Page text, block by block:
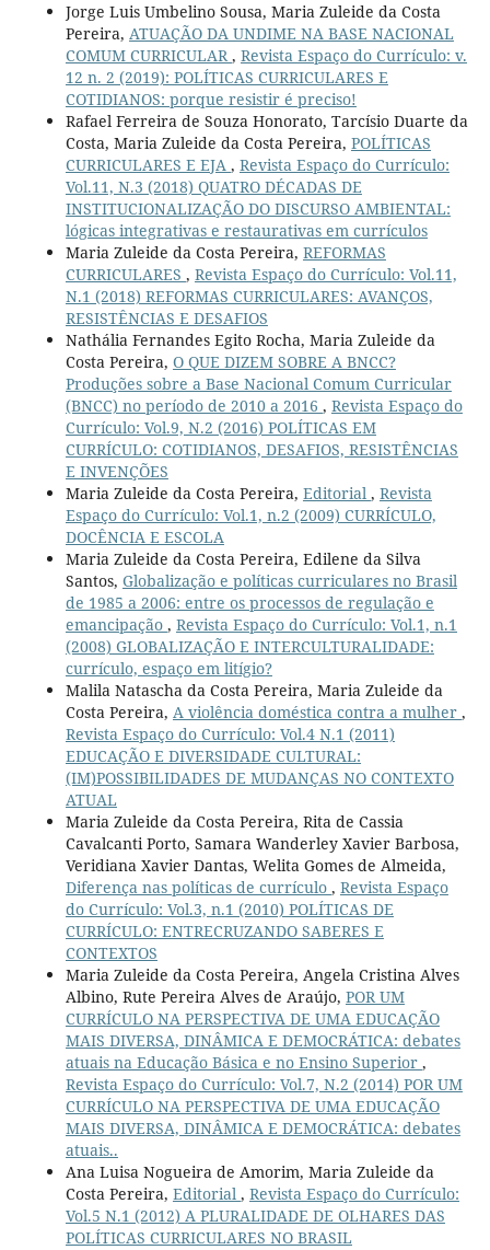
Jorge Luis Umbelino Sousa, Maria Zuleide da Costa
Pereira, ATUAÇÃO DA UNDIME NA BASE NACIONAL
COMUM CURRICULAR, Revista Espaço do Currículo: v.
12 n. 2 (2019): POLÍTICAS CURRICULARES E
COTIDIANOS: porque resistir é preciso!
Rafael Ferreira de Souza Honorato, Tarcísio Duarte da
Costa, Maria Zuleide da Costa Pereira, POLÍTICAS
CURRICULARES E EJA , Revista Espaço do Currículo:
Vol.11, N.3 (2018) QUATRO DÉCADAS DE
INSTITUCIONALIZAÇÃO DO DISCURSO AMBIENTAL:
lógicas integrativas e restaurativas em currículos
Maria Zuleide da Costa Pereira, REFORMAS
CURRICULARES , Revista Espaço do Currículo: Vol.11,
N.1 (2018) REFORMAS CURRICULARES: AVANÇOS,
RESISTÊNCIAS E DESAFIOS
Nathália Fernandes Egito Rocha, Maria Zuleide da
Costa Pereira, O QUE DIZEM SOBRE A BNCC?
Produções sobre a Base Nacional Comum Curricular
(BNCC) no período de 2010 a 2016 , Revista Espaço do
Currículo: Vol.9, N.2 (2016) POLÍTICAS EM
CURRÍCULO: COTIDIANOS, DESAFIOS, RESISTÊNCIAS
E INVENÇÕES
Maria Zuleide da Costa Pereira, Editorial , Revista
Espaço do Currículo: Vol.1, n.2 (2009) CURRÍCULO,
DOCÊNCIA E ESCOLA
Maria Zuleide da Costa Pereira, Edilene da Silva
Santos, Globalização e políticas curriculares no Brasil
de 1985 a 2006: entre os processos de regulação e
emancipação , Revista Espaço do Currículo: Vol.1, n.1
(2008) GLOBALIZAÇÃO E INTERCULTURALIDADE:
currículo, espaço em litígio?
Malila Natascha da Costa Pereira, Maria Zuleide da
Costa Pereira, A violência doméstica contra a mulher ,
Revista Espaço do Currículo: Vol.4 N.1 (2011)
EDUCAÇÃO E DIVERSIDADE CULTURAL:
(IM)POSSIBILIDADES DE MUDANÇAS NO CONTEXTO
ATUAL
Maria Zuleide da Costa Pereira, Rita de Cassia
Cavalcanti Porto, Samara Wanderley Xavier Barbosa,
Veridiana Xavier Dantas, Welita Gomes de Almeida,
Diferença nas políticas de currículo , Revista Espaço
do Currículo: Vol.3, n.1 (2010) POLÍTICAS DE
CURRÍCULO: ENTRECRUZANDO SABERES E
CONTEXTOS
Maria Zuleide da Costa Pereira, Angela Cristina Alves
Albino, Rute Pereira Alves de Araújo, POR UM
CURRÍCULO NA PERSPECTIVA DE UMA EDUCAÇÃO
MAIS DIVERSA, DINÂMICA E DEMOCRÁTICA: debates
atuais na Educação Básica e no Ensino Superior ,
Revista Espaço do Currículo: Vol.7, N.2 (2014) POR UM
CURRÍCULO NA PERSPECTIVA DE UMA EDUCAÇÃO
MAIS DIVERSA, DINÂMICA E DEMOCRÁTICA: debates
atuais..
Ana Luisa Nogueira de Amorim, Maria Zuleide da
Costa Pereira, Editorial , Revista Espaço do Currículo:
Vol.5 N.1 (2012) A PLURALIDADE DE OLHARES DAS
POLÍTICAS CURRICULARES NO BRASIL